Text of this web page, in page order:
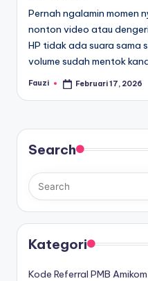
Pernah ngalamin momen
nonton video atau
HP tidak ada suara sama
volume sudah mentok
Posted
Fauzi Februari 17, 2026
Search
Kategori
Kode Referral PMB Amikom